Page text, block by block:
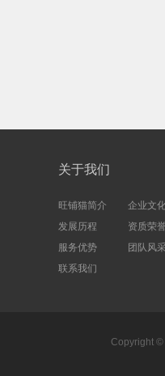
关于我们
旺铺猫简介
企业文
发展历程
资质荣誉
服务优势
团队风
联系我们
Copyright